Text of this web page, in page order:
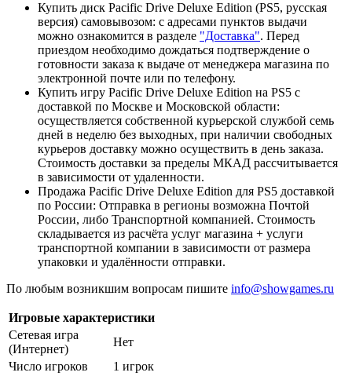
Купить диск Pacific Drive Deluxe Edition (PS5, русская
версия) самовывозом: с адресами пунктов выдачи
можно ознакомится в разделе "Доставка". Перед
приездом необходимо дождаться подтверждение о
готовности заказа к выдаче от менеджера магазина по
электронной почте или по телефону.
Купить игру Pacific Drive Deluxe Edition на PS5 с
доставкой по Москве и Московской области:
осуществляется собственной курьерской службой семь
дней в неделю без выходных, при наличии свободных
курьеров доставку можно осуществить в день заказа.
Стоимость доставки за пределы МКАД рассчитывается
в зависимости от удаленности.
Продажа Pacific Drive Deluxe Edition для PS5 доставкой
по России: Отправка в регионы возможна Почтой
России, либо Транспортной компанией. Стоимость
складывается из расчёта услуг магазина + услуги
транспортной компании в зависимости от размера
упаковки и удалённости отправки.
По любым возникшим вопросам пишите info@showgames.ru
Игровые характеристики
Сетевая игра
(Интернет)
Нет
Число игроков
1 игрок